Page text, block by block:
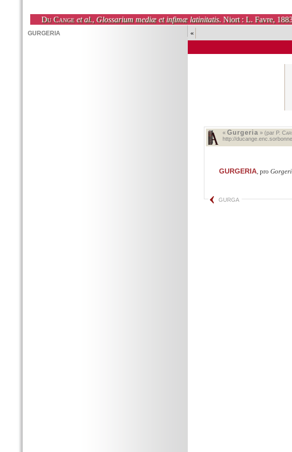
Du Cange et al., Glossarium mediæ et infimæ latinitatis. Niort : L. Favre,
«
« Gurgeria » (par P.
http://
GURGERIA, pro
GURGA